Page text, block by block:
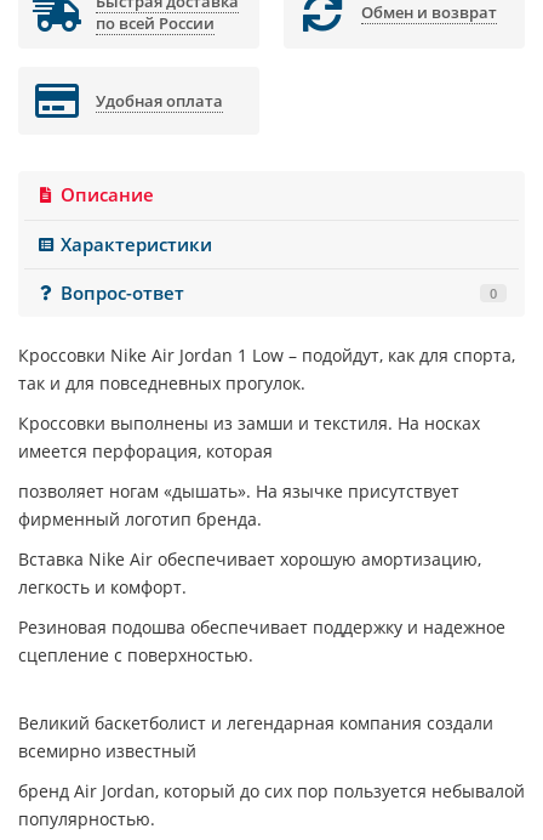
по всей России
Обмен и возврат
Удобная оплата
Описание
Характеристики
Вопрос-ответ
0
Кроссовки Nike Air Jordan 1 Low – подойдут, как для спорта,
так и для повседневных прогулок.
Кроссовки выполнены из замши и текстиля. На носках
имеется перфорация, которая
позволяет ногам «дышать». На язычке присутствует
фирменный логотип бренда.
Вставка Nike Air обеспечивает хорошую амортизацию,
легкость и комфорт.
Резиновая подошва обеспечивает поддержку и надежное
сцепление с поверхностью.
Великий баскетболист и легендарная компания создали
всемирно известный
бренд Air Jordan, который до сих пор пользуется небывалой
популярностью.